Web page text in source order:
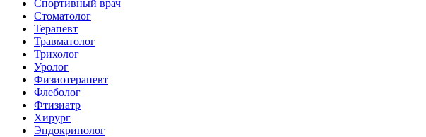
Спортивный врач
Стоматолог
Терапевт
Травматолог
Трихолог
Уролог
Физиотерапевт
Флеболог
Фтизиатр
Хирург
Эндокринолог